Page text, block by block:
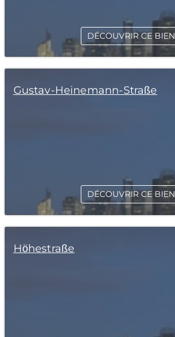
DÉCOUVRIR CE BIEN
Gustav-Heinemann-Straße
DÉCOUVRIR CE BIEN
Höhestraße